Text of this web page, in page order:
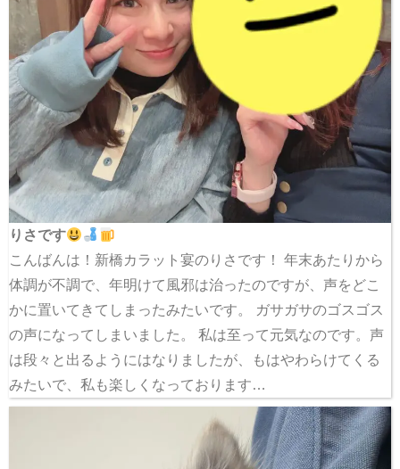
りさです
こんばんは！新橋カラット宴のりさです！ 年末あたりから
体調が不調で、年明けて風邪は治ったのですが、声をどこ
かに置いてきてしまったみたいです。 ガサガサのゴスゴス
の声になってしまいました。 私は至って元気なのです。声
は段々と出るようにはなりましたが、もはやわらけてくる
みたいで、私も楽しくなっております…